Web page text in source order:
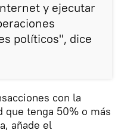
y ejecutar
políticos", dice
con la
que tenga 50% o más
añade el